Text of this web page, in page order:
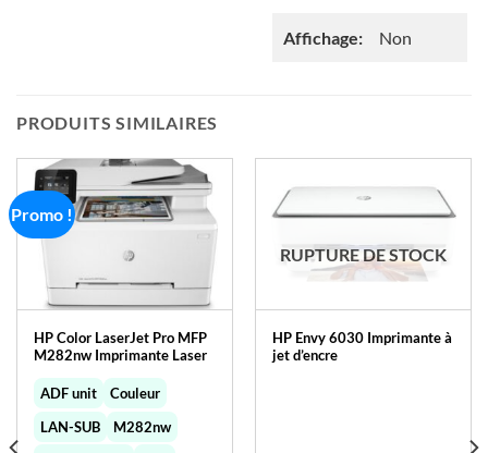
Affichage: Non
PRODUITS SIMILAIRES
Promo !
HP Color LaserJet Pro MFP
M282nw Imprimante Laser
ADF unit
Couleur
LAN-SUB
M282nw
RUPTURE DE STOCK
HP Envy 6030 Imprimante à
jet d’encre